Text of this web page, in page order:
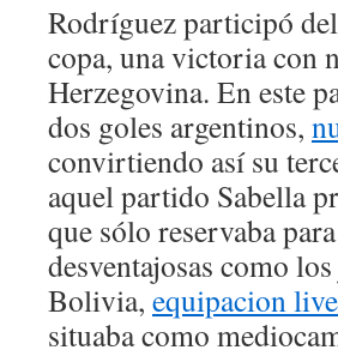
Rodríguez participó
copa, una victoria con
Herzegovina. En este
dos goles argentinos,
convirtiendo así su
aquel partido Sabella
que sólo reservaba
desventajosas como
Bolivia, equipacion
situaba como